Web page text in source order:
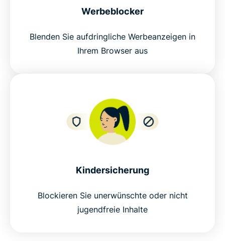
Werbeblocker
Blenden Sie aufdringliche Werbeanzeigen in
Ihrem Browser aus
Kindersicherung
Blockieren Sie unerwünschte oder nicht
jugendfreie Inhalte